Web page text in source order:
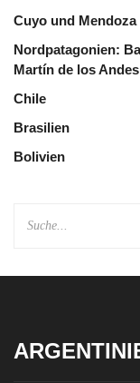
Cuyo und Mendoza
Nordpatagonien:
Martín de los
Chile
Brasilien
Bolivien